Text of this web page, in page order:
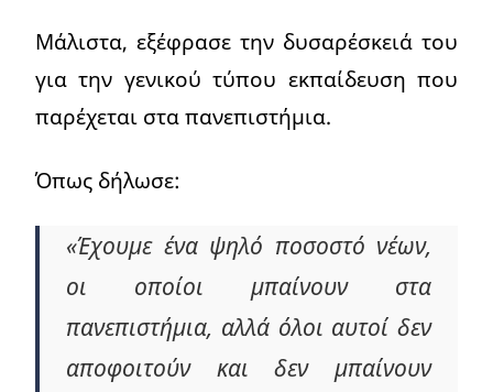
Μάλιστα, εξέφρασε την δυσαρέσκειά του
για την γενικού τύπου εκπαίδευση που
παρέχεται στα πανεπιστήμια.
Όπως δήλωσε:
«Έχουμε ένα ψηλό ποσοστό νέων,
οι οποίοι μπαίνουν στα
πανεπιστήμια, αλλά όλοι αυτοί δεν
αποφοιτούν και δεν μπαίνουν